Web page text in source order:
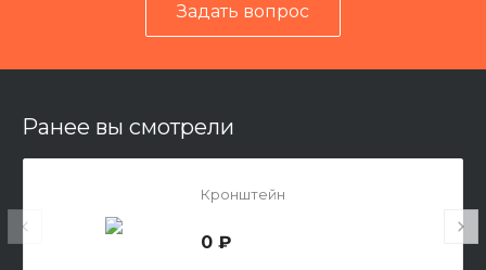
Задать вопрос
Ранее вы смотрели
Кронштейн
0 ₽